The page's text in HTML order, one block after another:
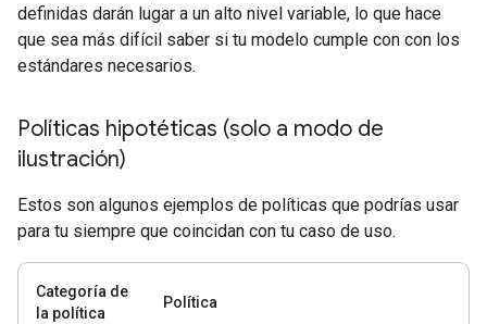
definidas darán lugar a un alto nivel variable, lo que hace
que sea más difícil saber si tu modelo cumple con con los
estándares necesarios.
Políticas hipotéticas (solo a modo de
ilustración)
Estos son algunos ejemplos de políticas que podrías usar
para tu siempre que coincidan con tu caso de uso.
Categoría de
la política
Política